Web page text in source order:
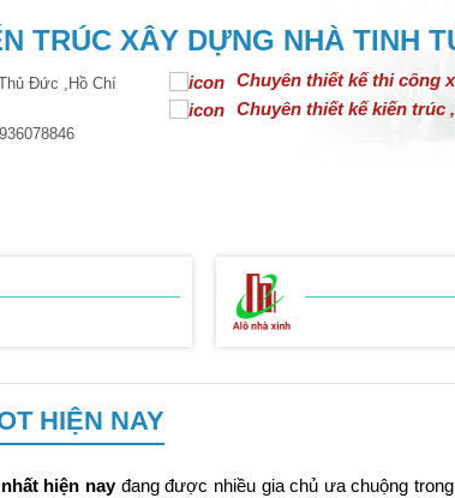
TRÚC XÂY DỰNG NHÀ TINH
Đức ,Hồ Chí
Chuyên thiết kế thi công
Chuyên thiết kế kiến trúc
HIỆN NAY
hiện nayđang được nhiều gia chủ ưa chuộng